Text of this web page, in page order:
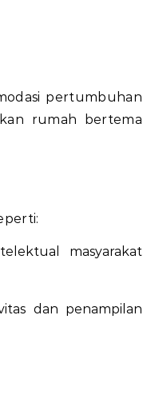
pertumbuhan
rumah bertema
masyarakat
dan penampilan